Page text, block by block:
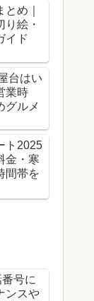
め｜
絵・
イド
台はい
業時
グルメ
ト2025
金・寒
間帯を
号に
ンスや